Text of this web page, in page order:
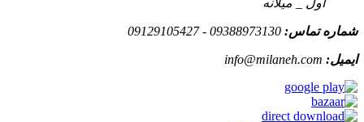
شماره تماس: 09388973130 - 09129105427
ایمیل: info@milaneh.com